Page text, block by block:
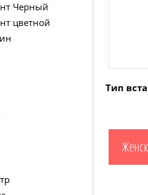
Черный
цветной
Тип